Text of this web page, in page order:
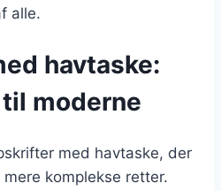
alle.
havtaske:
moderne
med havtaske, der
komplekse retter.